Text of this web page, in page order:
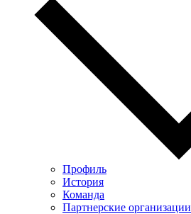
Профиль
История
Команда
Партнерские организации